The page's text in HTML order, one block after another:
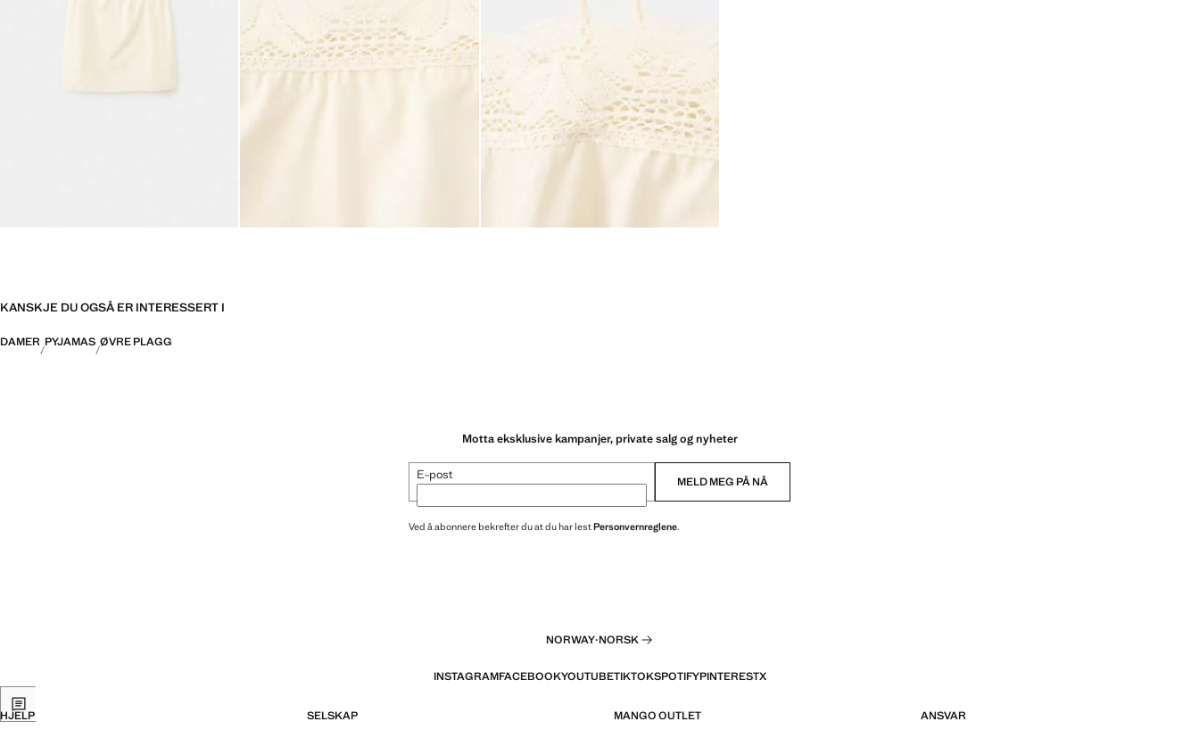
KANSKJE DU OGSÅ ER INTERESSERT I
DAMER PYJAMAS ØVRE PLAGG
Motta eksklusive kampanjer, private salg og nyheter
E-post MELD MEG PÅ NÅ
Ved å abonnere bekrefter du at du har lestPersonvernreglene.
NORWAY·NORSK
INSTAGRAMFACEBOOKYOUTUBETIKTOKSPOTIFYPINTERESTX
HJELP SELSKAP MANGO OUTLET ANSVAR